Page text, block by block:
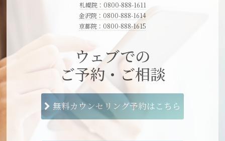
札幌院：0800-888-1611
金沢院：0800-888-1614
京都院：0800-888-1615
ウェブでの
ご予約・ご相談
無料カウンセリング予約はこちら